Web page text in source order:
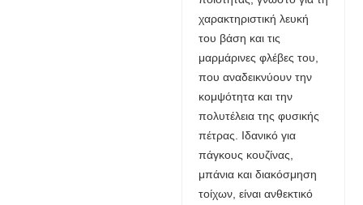
χαρακτηριστική λευκή
του βάση και τις
μαρμάρινες φλέβες του,
που αναδεικνύουν την
κομψότητα και την
πολυτέλεια της φυσικής
πέτρας. Ιδανικό για
πάγκους κουζίνας,
μπάνια και διακόσμηση
τοίχων, είναι ανθεκτικό